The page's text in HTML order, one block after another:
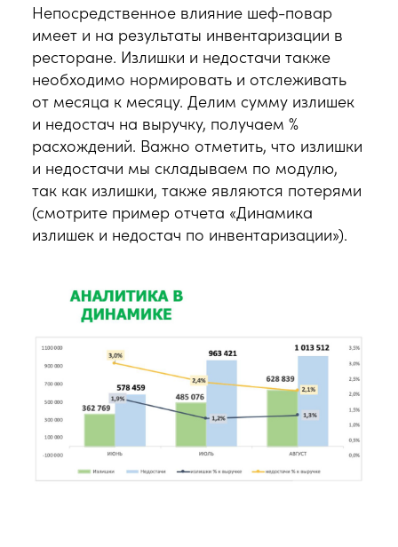
Непосредственное влияние шеф-повар
имеет и на результаты инвентаризации в
ресторане. Излишки и недостачи также
необходимо нормировать и отслеживать
от месяца к месяцу. Делим сумму излишек
и недостач на выручку, получаем %
расхождений. Важно отметить, что излишки
и недостачи мы складываем по модулю,
так как излишки, также являются потерями
(смотрите пример отчета «Динамика
излишек и недостач по инвентаризации»).